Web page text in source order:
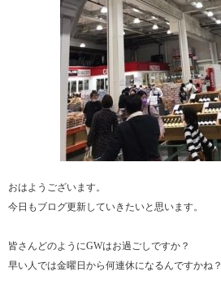
おはようございます。
今日もブログ更新していきたいと思います。
皆さんどのようにGWはお過ごしですか？
早い人では金曜日から何連休になるんですかね？